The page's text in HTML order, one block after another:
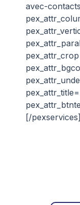
avec-
[/pexservices]